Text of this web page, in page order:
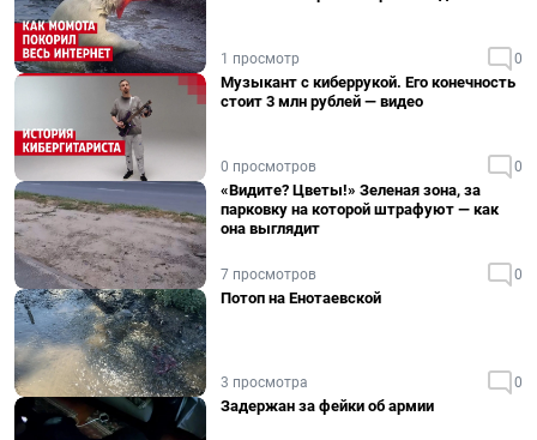
1 просмотр 0
Музыкант с киберрукой. Его конечность
стоит 3 млн рублей — видео
0 просмотров 0
«Видите? Цветы!» Зеленая зона, за
парковку на которой штрафуют — как
она выглядит
7 просмотров 0
Потоп на Енотаевской
3 просмотра 0
Задержан за фейки об армии